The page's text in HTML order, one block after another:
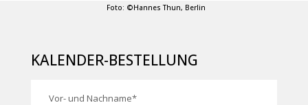
Foto: ©Hannes Thun, Berlin
KALENDER-BESTELLUNG